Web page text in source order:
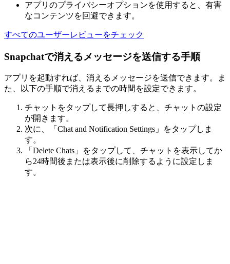
アプリのプライバシーオプションを使用すると、有害
なコンテンツを回避できます。
すべてのユーザーレビューをチェック
Snapchatで消えるメッセージを送信する手順
アプリを起動すれば、消えるメッセージを送信できます。ま
た、以下の手順で消えるまでの時間を設定できます。
チャットをタップして長押しすると、チャットの設定
が開きます。
次に、「Chat and Notification Settings」をタップしま
す。
「Delete Chats」をタップして、チャットを表示してか
ら24時間後または表示後に削除するように設定しま
す。